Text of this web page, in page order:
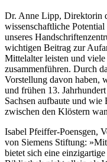
Dr. Anne Lipp, Direktorin
wissenschaftliche
unseres
wichtigen Beitrag zur
Mittelalter leisten und
zusammenführen. Durch
Vorstellung davon haben,
und frühen 13.
Sachsen aufbaute und
zwischen den Klöstern
Isabel Pfeiffer-Poensgen,
von Siemens Stiftung:
bietet sich eine